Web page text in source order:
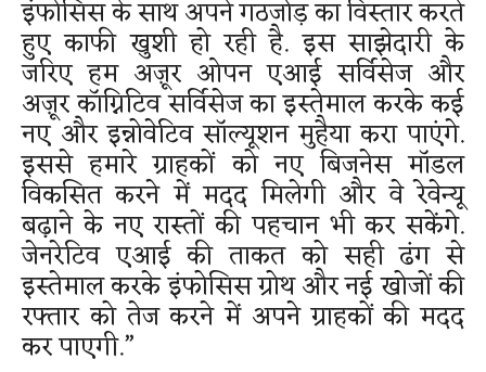
इंफोसिस के साथ अपने गठजोड़ का विस्तार करते
हुए काफी खुशी हो रही है. इस साझेदारी के
जरिए हम अज़ूर ओपन एआई सर्विसेज और
अज़ूर कॉग्निटिव सर्विसेज का इस्तेमाल करके कई
नए और इन्नोवेटिव सॉल्यूशन मुहैया करा पाएंगे.
इससे हमारे ग्राहकों को नए बिजनेस मॉडल
विकसित करने में मदद मिलेगी और वे रेवेन्यू
बढ़ाने के नए रास्तों की पहचान भी कर सकेंगे.
जेनरेटिव एआई की ताकत को सही ढंग से
इस्तेमाल करके इंफोसिस ग्रोथ और नई खोजों की
रफ्तार को तेज करने में अपने ग्राहकों की मदद
कर पाएगी.”